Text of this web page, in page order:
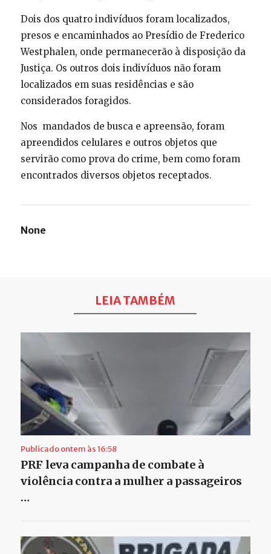
Dois dos quatro indivíduos foram localizados,
presos e encaminhados ao Presídio de Frederico
Westphalen, onde permanecerão à disposição da
Justiça. Os outros dois indivíduos não foram
localizados em suas residências e são
considerados foragidos.
Nos mandados de busca e apreensão, foram
apreendidos celulares e outros objetos que
servirão como prova do crime, bem como foram
encontrados diversos objetos receptados.
None
LEIA TAMBÉM
Publicado ontem às 16:58
PRF leva campanha de combate à
violência contra a mulher a passageiros
…